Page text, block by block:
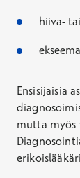
hiiva-
Ensisijaisia
mutta myös